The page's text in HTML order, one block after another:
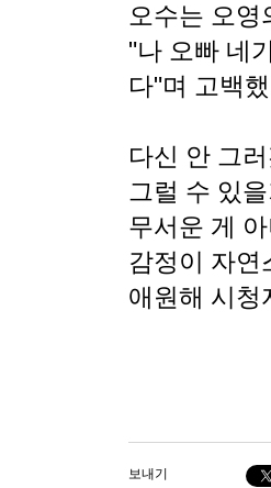
오수는 오
"나 오빠 네
다"며 고백
다신 안 그
그럴 수 있
무서운 게
감정이 자연
애원해 시청
보내기